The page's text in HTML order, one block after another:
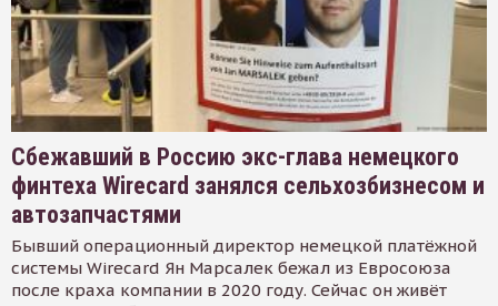
Сбежавший в Россию экс-глава немецкого
финтеха Wirecard занялся сельхозбизнесом и
автозапчастями
Бывший операционный директор немецкой платёжной
системы Wirecard Ян Марсалек бежал из Евросоюза
после краха компании в 2020 году. Сейчас он живёт